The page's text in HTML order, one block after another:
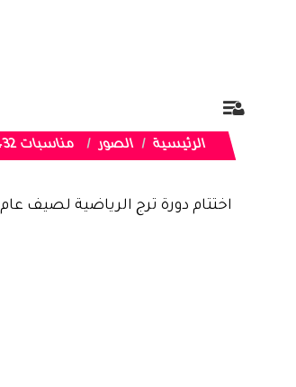
الرئيسية الصور مناسبات 1432هـ
اختتام دورة ترج الرياضية لصيف عام 1432 هـ برعاية الهزاني